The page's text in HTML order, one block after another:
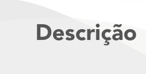
Descrição